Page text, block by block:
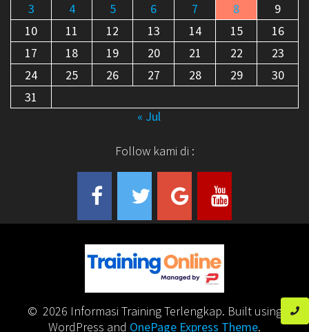
3
4 5 6 7 8
9
10
11 12 13 14 15
16
17
18 19 20 21 22
23
24
25 26 27 28 29
30
31
« Jul
Follow kami di :
© 2026 Informasi Training Terlengkap. Built using
WordPress and OnePage Express Theme.